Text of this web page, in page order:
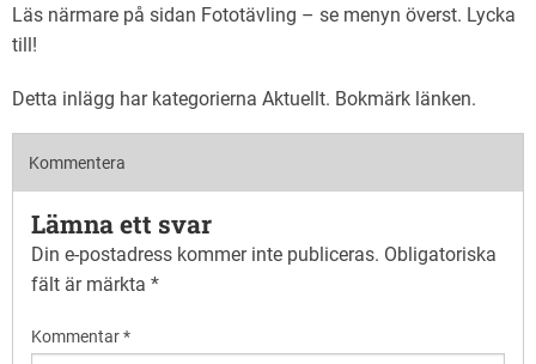
Läs närmare på sidan Fototävling – se menyn överst. Lycka
till!
Detta inlägg har kategorierna Aktuellt. Bokmärk länken.
Kommentera
Lämna ett svar
Din e-postadress kommer inte publiceras. Obligatoriska
fält är märkta *
Kommentar*